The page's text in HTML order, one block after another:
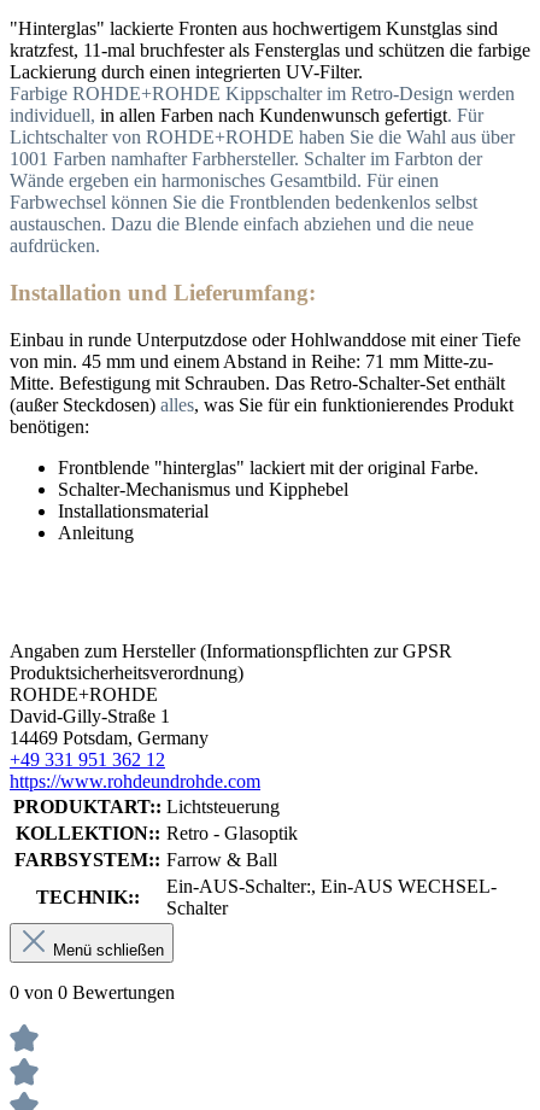
"Hinterglas" lackierte Fronten aus hochwertigem Kunstglas sind
kratzfest, 11-mal bruchfester als Fensterglas und schützen die farbige
Lackierung durch einen integrierten UV-Filter.
Farbige ROHDE+ROHDE Kippschalter im Retro-Design werden
individuell, in allen Farben nach Kundenwunsch gefertigt. Für
Lichtschalter von ROHDE+ROHDE haben Sie die Wahl aus über
1001 Farben namhafter Farbhersteller. Schalter im Farbton der
Wände ergeben ein harmonisches Gesamtbild. Für einen
Farbwechsel können Sie die Frontblenden bedenkenlos selbst
austauschen. Dazu die Blende einfach abziehen und die neue
aufdrücken.
Installation und Lieferumfang:
Einbau in runde Unterputzdose oder Hohlwanddose mit einer Tiefe
von min. 45 mm und einem Abstand in Reihe: 71 mm Mitte-zu-
Mitte. Befestigung mit Schrauben. Das Retro-Schalter-Set enthält
(außer Steckdosen) alles, was Sie für ein funktionierendes Produkt
benötigen:
Frontblende "hinterglas" lackiert mit der original Farbe.
Schalter-Mechanismus und Kipphebel
Installationsmaterial
Anleitung
Angaben zum Hersteller (Informationspflichten zur GPSR
Produktsicherheitsverordnung)
ROHDE+ROHDE
David-Gilly-Straße 1
14469 Potsdam, Germany
+49 331 951 362 12
https://www.rohdeundrohde.com
PRODUKTART:: Lichtsteuerung
KOLLEKTION:: Retro - Glasoptik
FARBSYSTEM:: Farrow & Ball
TECHNIK::
Ein-AUS-Schalter:, Ein-AUS WECHSEL-
Schalter
Menü schließen
0 von 0 Bewertungen